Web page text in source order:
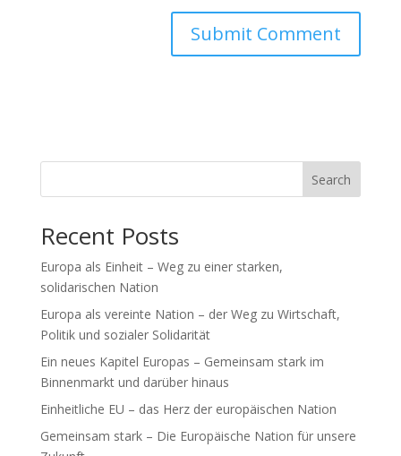
Search
Recent Posts
Europa als Einheit – Weg zu einer starken,
solidarischen Nation
Europa als vereinte Nation – der Weg zu Wirtschaft,
Politik und sozialer Solidarität
Ein neues Kapitel Europas – Gemeinsam stark im
Binnenmarkt und darüber hinaus
Einheitliche EU – das Herz der europäischen Nation
Gemeinsam stark – Die Europäische Nation für unsere